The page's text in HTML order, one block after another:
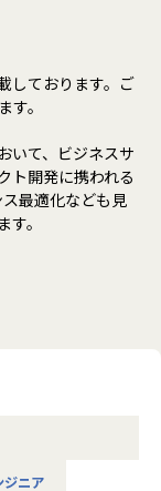
しております。ご
。
いて、ビジネスサ
ト開発に携われる
最適化なども見
。
ジニア